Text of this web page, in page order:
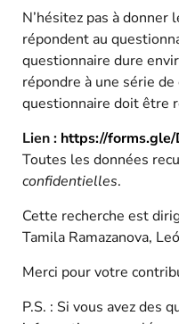
N’hésitez pas à donner
répondent au
questionnaire dure
répondre à une série
questionnaire doit être
Lien : https://
Toutes les données
confidentielles.
Cette recherche est
Tamila Ramazanova,
Merci pour votre
P.S. : Si vous avez des